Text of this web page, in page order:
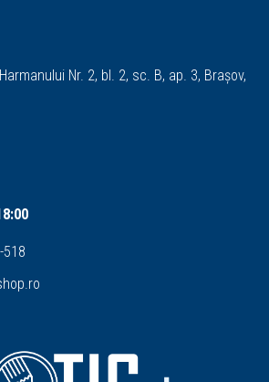
Nr. 2, bl. 2, sc. B, ap. 3, Brașov,
518